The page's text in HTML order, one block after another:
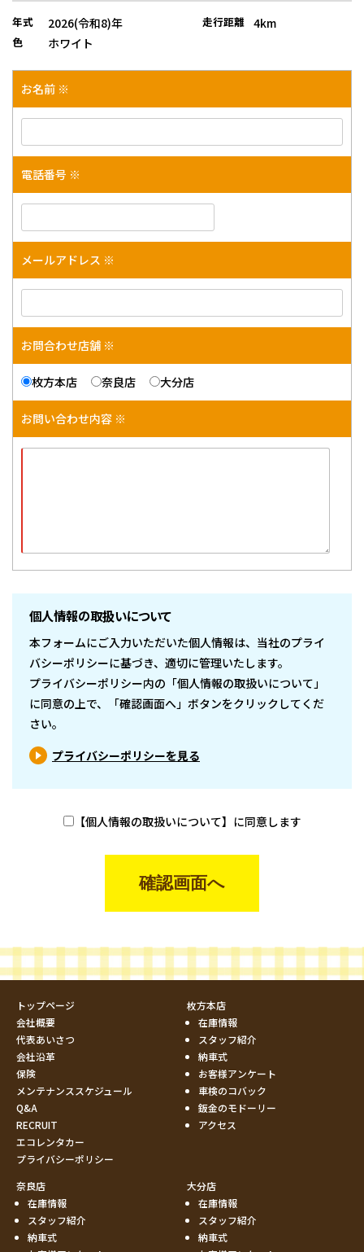
年式 2026(令和8)年 走行距離 4km
色 ホワイト
お名前 ※
電話番号 ※
メールアドレス ※
お問合わせ店舗 ※
枚方本店 奈良店 大分店
お問い合わせ内容 ※
個人情報の取扱いについて
本フォームにご入力いただいた個人情報は、当社のプライ
バシーポリシーに基づき、適切に管理いたします。
プライバシーポリシー内の「個人情報の取扱いについて」
に同意の上で、「確認画面へ」ボタンをクリックしてくだ
さい。
プライバシーポリシーを見る
【個人情報の取扱いについて】に同意します
トップページ
会社概要
代表あいさつ
会社沿革
保険
メンテナンススケジュール
Q&A
RECRUIT
エコレンタカー
プライバシーポリシー
枚方本店
在庫情報
スタッフ紹介
納車式
お客様アンケート
車検のコバック
鈑金のモドーリー
アクセス
奈良店
在庫情報
スタッフ紹介
納車式
大分店
在庫情報
スタッフ紹介
納車式